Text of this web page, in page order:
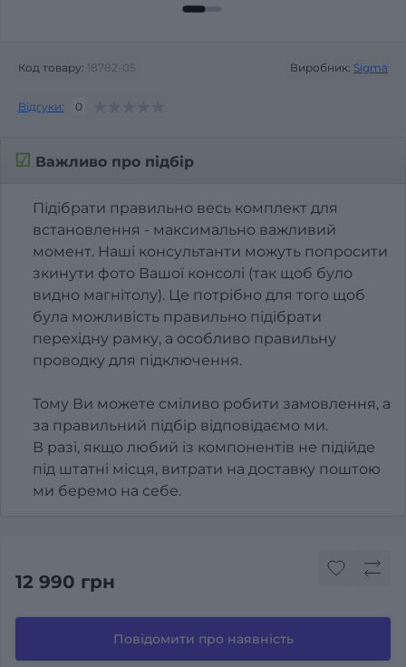
Код товару: 18782-05 Виробник: Sigma
Відгуки: 0
☑ Важливо про підбір
Підібрати правильно весь комплект для
встановлення - максимально важливий
момент. Наші консультанти можуть попросити
зкинути фото Вашої консолі (так щоб було
видно магнітолу). Це потрібно для того щоб
була можливість правильно підібрати
перехідну рамку, а особливо правильну
проводку для підключення.
Тому Ви можете сміливо робити замовлення, а
за правильний підбір відповідаємо ми.
В разі, якщо любий із компонентів не підійде
під штатні місця, витрати на доставку поштою
ми беремо на себе.
12 990 грн
Повідомити про наявність